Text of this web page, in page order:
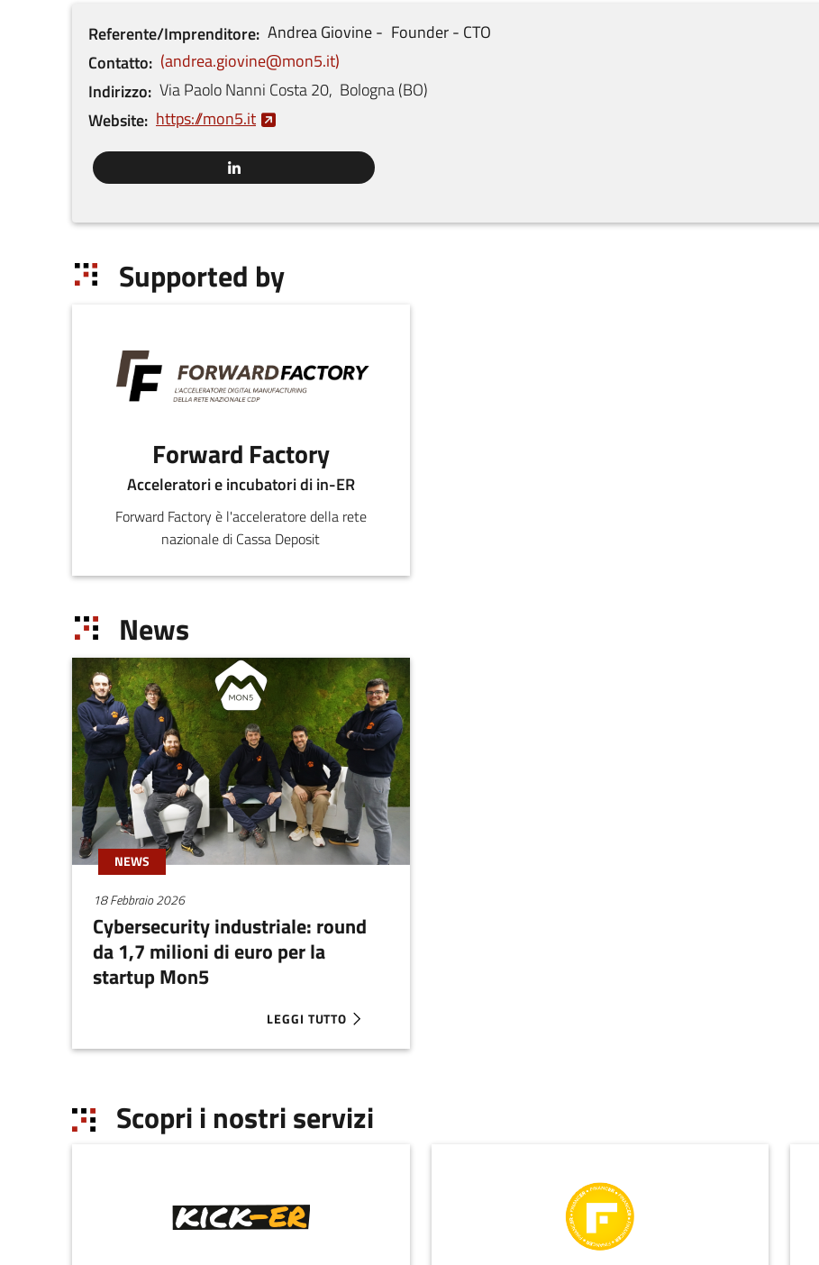
Referente/Imprenditore AndreaGiovine
Founder - CTO
Contatto
andrea.giovine@mon5.it
Indirizzo Via Paolo Nanni Costa20, Bologna(BO)
Website https://mon5.it
Supported by
Forward Factory
Acceleratori e incubatori di in-ER
Forward Factory è l'acceleratore della rete
nazionale di Cassa Deposit
News
NEWS
18 Febbraio 2026
Cybersecurity industriale: round
da 1,7 milioni di euro per la
startup Mon5
LEGGI TUTTO
ABOUT CYBERSECURITY INDUSTRIALE: ROUND DA 1,7 MILIONI DI EURO PER LA STARTUP
Scopri i nostri servizi